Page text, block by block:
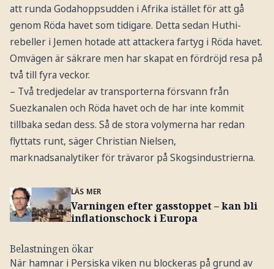
att runda Godahoppsudden i Afrika istället för att gå
genom Röda havet som tidigare. Detta sedan Huthi-
rebeller i Jemen hotade att attackera fartyg i Röda havet.
Omvägen är säkrare men har skapat en fördröjd resa på
två till fyra veckor.
– Två tredjedelar av transporterna försvann från
Suezkanalen och Röda havet och de har inte kommit
tillbaka sedan dess. Så de stora volymerna har redan
flyttats runt, säger Christian Nielsen,
marknadsanalytiker för trävaror på Skogsindustrierna.
LÄS MER
Varningen efter gasstoppet – kan bli
inflationschock i Europa
Belastningen ökar
När hamnar i Persiska viken nu blockeras på grund av